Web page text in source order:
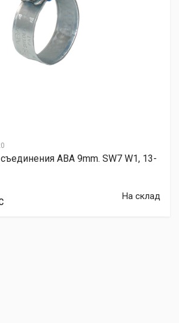
ABA 9mm. SW7 W1, 13-
На склад